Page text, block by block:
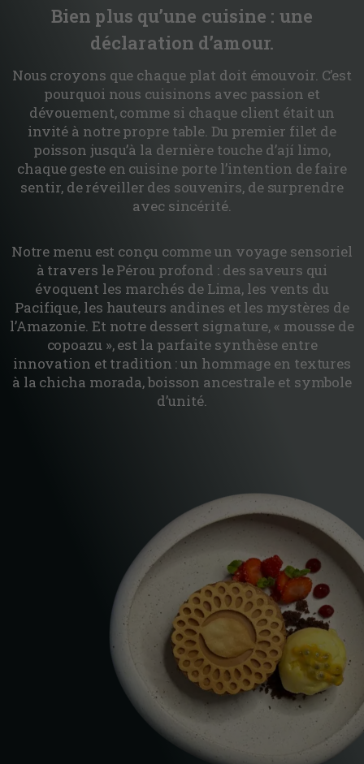
Bien plus qu’une cuisine : une
déclaration d’amour.
Nous croyons que chaque plat doit émouvoir. C’est
pourquoi nous cuisinons avec passion et
dévouement, comme si chaque client était un
invité à notre propre table. Du premier filet de
poisson jusqu’à la dernière touche d’ají limo,
chaque geste en cuisine porte l’intention de faire
sentir, de réveiller des souvenirs, de surprendre
avec sincérité.
Notre menu est conçu comme un voyage sensoriel
à travers le Pérou profond : des saveurs qui
évoquent les marchés de Lima, les vents du
Pacifique, les hauteurs andines et les mystères de
l’Amazonie. Et notre dessert signature, « mousse de
copoazu », est la parfaite synthèse entre
innovation et tradition : un hommage en textures
à la chicha morada, boisson ancestrale et symbole
d’unité.